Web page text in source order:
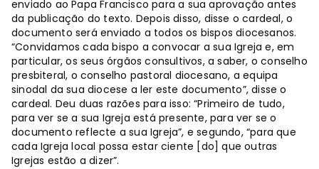
enviado ao Papa Francisco para a sua aprovação antes
da publicação do texto. Depois disso, disse o cardeal, o
documento será enviado a todos os bispos diocesanos.
“Convidamos cada bispo a convocar a sua Igreja e, em
particular, os seus órgãos consultivos, a saber, o conselho
presbiteral, o conselho pastoral diocesano, a equipa
sinodal da sua diocese a ler este documento”, disse o
cardeal. Deu duas razões para isso: “Primeiro de tudo,
para ver se a sua Igreja está presente, para ver se o
documento reflecte a sua Igreja”, e segundo, “para que
cada Igreja local possa estar ciente [do] que outras
Igrejas estão a dizer”.